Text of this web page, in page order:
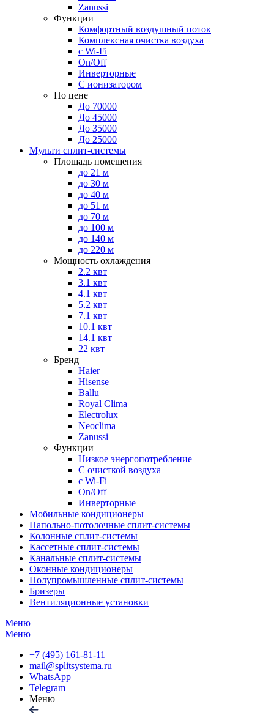
Zanussi
Функции
Комфортный воздушный поток
Комплексная очистка воздуха
с Wi-Fi
On/Off
Инверторные
С ионизатором
По цене
До 70000
До 45000
До 35000
До 25000
Мульти сплит-системы
Площадь помещения
до 21 м
до 30 м
до 40 м
до 51 м
до 70 м
до 100 м
до 140 м
до 220 м
Мощность охлаждения
2.2 квт
3.1 квт
4.1 квт
5.2 квт
7.1 квт
10.1 квт
14.1 квт
22 квт
Бренд
Haier
Hisense
Ballu
Royal Clima
Electrolux
Neoclima
Zanussi
Функции
Низкое энергопотребление
С очисткой воздуха
с Wi-Fi
On/Off
Инверторные
Мобильные кондиционеры
Напольно-потолоч​ные ​сплит-системы
Колонные ​​сплит-системы
Кассетные сплит-системы
Канальные сплит-системы
Оконные кондиционеры
Полупромышленные сплит-системы
Бризеры
Вентиляционные установки
Меню
Меню
+7 (495) 161-81-11
mail@splitsystema.ru
WhatsApp
Telegram
Меню